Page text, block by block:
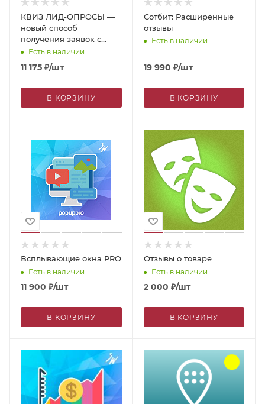
КВИЗ ЛИД-ОПРОСЫ —
новый способ
получения заявок с
сайта, увеличивающий
конверсию до 10 раз!
Есть в наличии
11 175 ₽/шт
В КОРЗИНУ
Сотбит: Расширенные
отзывы
Есть в наличии
19 990 ₽/шт
В КОРЗИНУ
Всплывающие окна PRO
Есть в наличии
11 900 ₽/шт
В КОРЗИНУ
Отзывы о товаре
Есть в наличии
2 000 ₽/шт
В КОРЗИНУ